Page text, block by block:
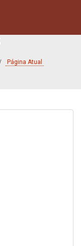
Página Atual